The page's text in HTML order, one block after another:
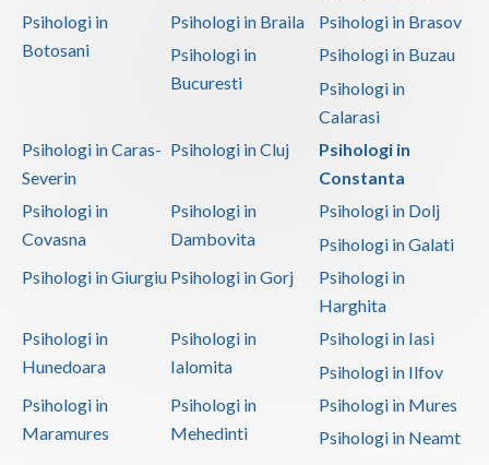
Psihologi in
Botosani
Psihologi in Braila
Psihologi in Brasov
Psihologi in
Bucuresti
Psihologi in Buzau
Psihologi in
Calarasi
Psihologi in Caras-
Severin
Psihologi in Cluj
Psihologi in
Constanta
Psihologi in
Covasna
Psihologi in
Dambovita
Psihologi in Dolj
Psihologi in Galati
Psihologi in Giurgiu Psihologi in Gorj
Psihologi in
Harghita
Psihologi in
Hunedoara
Psihologi in
Ialomita
Psihologi in Iasi
Psihologi in Ilfov
Psihologi in
Maramures
Psihologi in
Mehedinti
Psihologi in Mures
Psihologi in Neamt